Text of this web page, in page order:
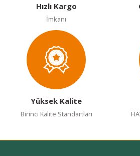
Ürün fiyatı diğer sitelerden daha pahalı.
Bu ürüne benzer farklı alternatifler
Hızlı Kargo
İmkanı
Yüksek Kalite
Birinci Kalite Standartları